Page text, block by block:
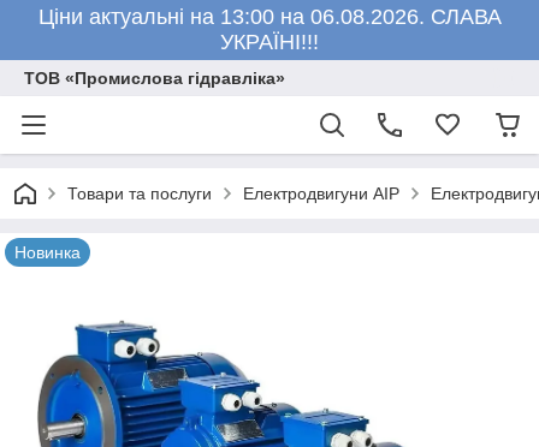
Ціни актуальні на 13:00 на 06.08.2026. СЛАВА
УКРАЇНІ!!!
ТОВ «Промислова гідравліка»
Товари та послуги Електродвигуни АІР
Новинка